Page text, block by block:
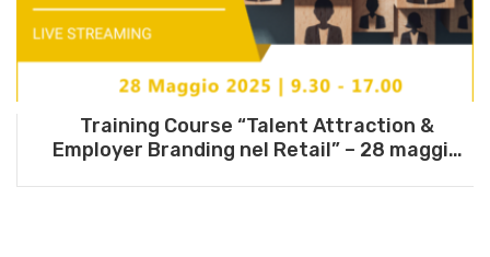
Training Course “Talent Attraction &
Employer Branding nel Retail” – 28 maggio